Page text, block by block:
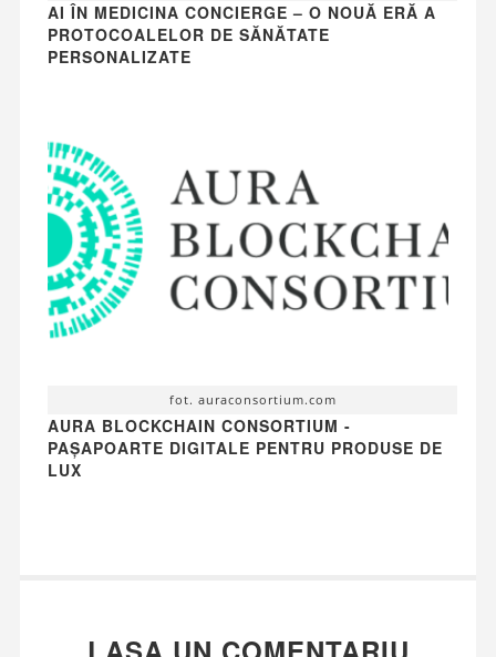
AI ÎN MEDICINA CONCIERGE – O NOUĂ ERĂ A
PROTOCOALELOR DE SĂNĂTATE
PERSONALIZATE
fot. auraconsortium.com
AURA BLOCKCHAIN CONSORTIUM -
PAȘAPOARTE DIGITALE PENTRU PRODUSE DE
LUX